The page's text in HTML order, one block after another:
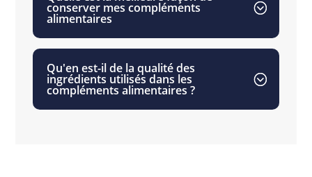
conserver mes compléments
alimentaires
Qu'en est-il de la qualité des
ingrédients utilisés dans les
compléments alimentaires ?